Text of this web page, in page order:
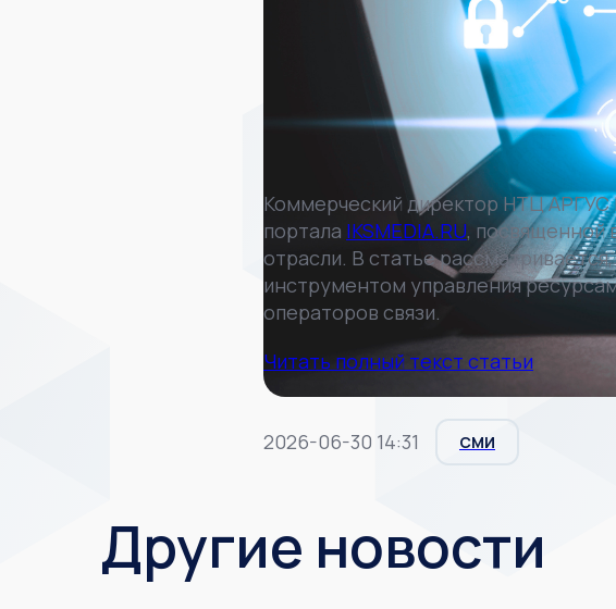
Коммерческий директор НТЦ АРГУС
портала IKSMEDIA.RU, посвященной
отрасли. В статье
инструментом управления
операторов связи.
Читать полный текст статьи
2026-06-30 14:31 СМИ
Другие новости